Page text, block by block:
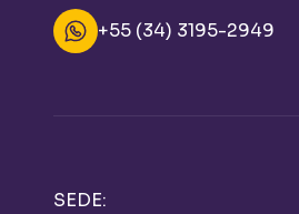
+55 (34) 3195-2949
SEDE: